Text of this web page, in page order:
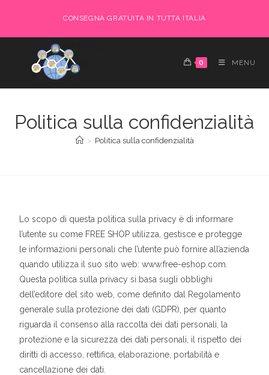
CONSEGNA GRATUITA IN TUTTA ITALIA
0 MENU
Politica sulla confidenzialità
> Politica sulla confidenzialità
Lo scopo di questa politica sulla privacy è di informare
l’utente su come FREE SHOP utilizza, gestisce e protegge
le informazioni personali che l’utente può fornire all’azienda
quando utilizza il suo sito web: www.free-eshop.com.
Questa politica sulla privacy si basa sugli obblighi
dell’editore del sito web, come definito dal Regolamento
generale sulla protezione dei dati (GDPR), per quanto
riguarda il consenso alla raccolta dei dati personali, la
protezione e la sicurezza dei dati personali, il rispetto dei
diritti di accesso, rettifica, elaborazione, portabilità e
cancellazione dei dati.